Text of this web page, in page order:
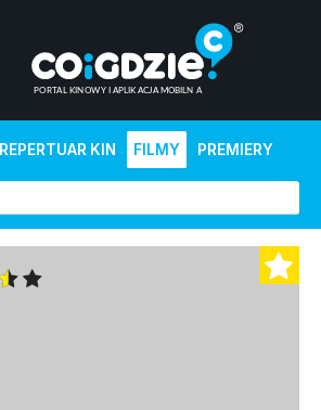
REPERTUAR KIN FILMY PREMIERY